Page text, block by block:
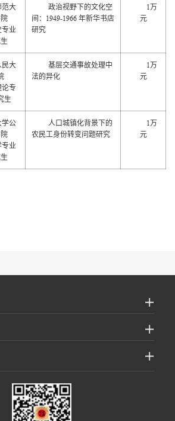
范大
专业
政治视野下的文化空
间： 1949-1966 年新华书店
研究
1万
元
民大
论专
生
基层交通事故处理中
法的异化
1万
元
学公
专业
人口城镇化背景下的
农民工身份转变问题研究
1万
元